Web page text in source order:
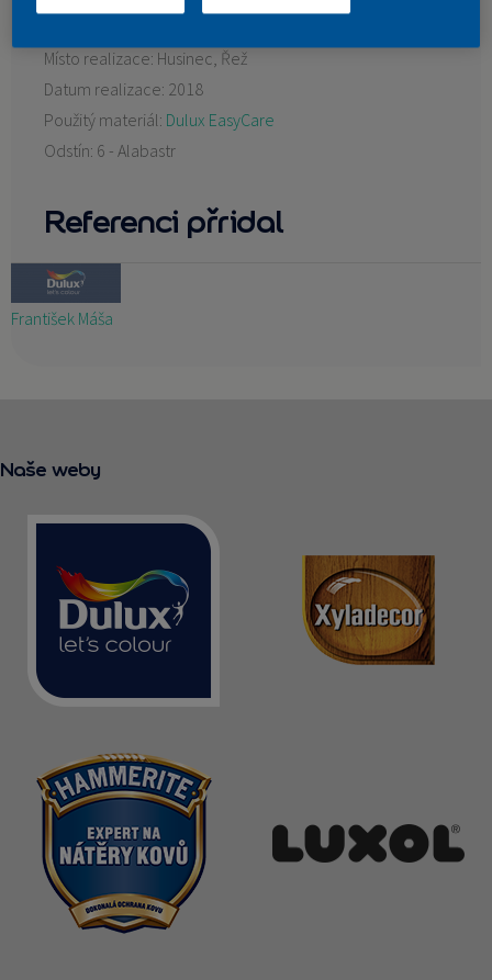
Místo realizace: Husinec, Řež
Datum realizace: 2018
Použitý materiál: Dulux EasyCare
Odstín: 6 - Alabastr
Referenci přridal
František Máša
Naše weby